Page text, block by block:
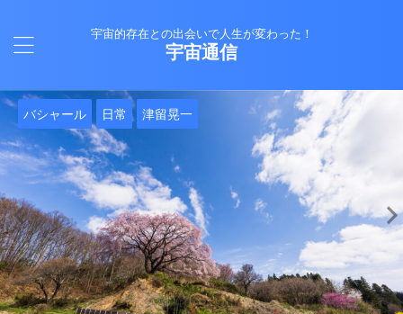
宇宙的存在との出会いで人生が変わった！
宇宙通信
日常 津留晃一
バシャール 日常 津留晃一
Healy 日常
バシャール 日常
日常
日常
Healy 日常 津留晃一
日常
Healy 日常
日常